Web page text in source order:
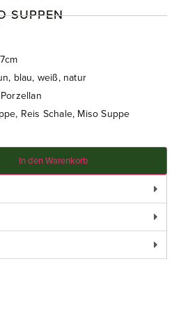
SUPPEN
blau, weiß, natur
Reis Schale, Miso Suppe
In den Warenkorb